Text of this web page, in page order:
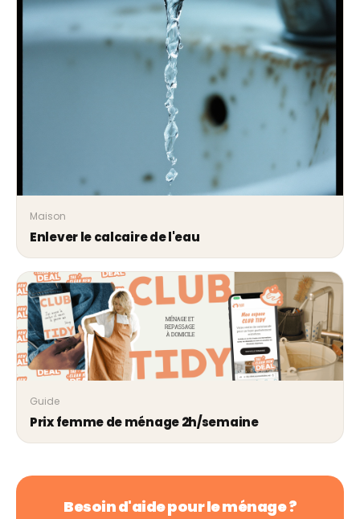
Maison
Enlever le calcaire de l'eau
Guide
Prix femme de ménage 2h/semaine
Besoin d'aide pour le ménage ?